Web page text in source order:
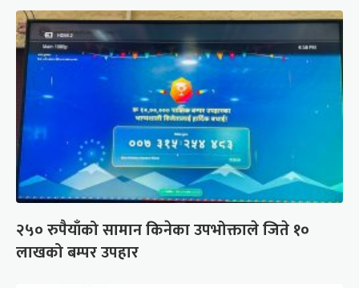
२५० रुपैयाँको सामान किनेका उपभोक्ताले जिते १०
लाखको बम्पर उपहार